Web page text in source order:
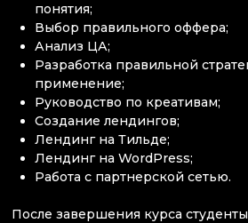
понятия;
Выбор правильного оффера;
Анализ ЦА;
Разработка правильной
применение;
Руководство по креативам;
Создание лендингов;
Лендинг на Тильде;
Лендинг на WordPress;
Работа с партнерской сетью.
После завершения курса